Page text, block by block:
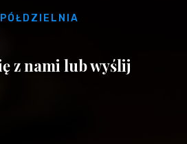
z nami lub wyślij